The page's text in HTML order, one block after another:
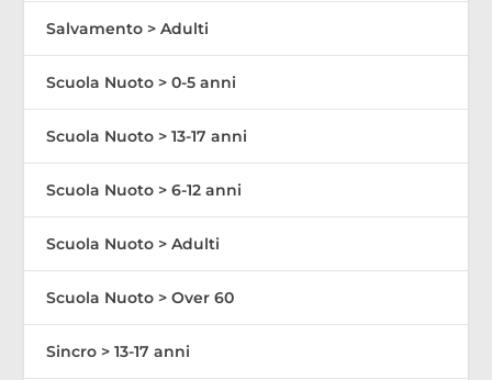
Salvamento > Adulti
Scuola Nuoto > 0-5 anni
Scuola Nuoto > 13-17 anni
Scuola Nuoto > 6-12 anni
Scuola Nuoto > Adulti
Scuola Nuoto > Over 60
Sincro > 13-17 anni